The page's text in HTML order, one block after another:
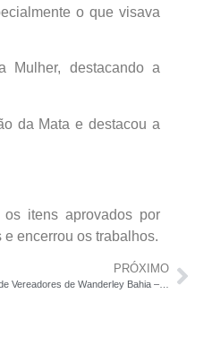
o que visava
Mulher, destacando a
da Mata e destacou a
itens aprovados por
encerrou os trabalhos.
PRÓXIMO
Resumo da Sessão Ordinária da Câmara de Vereadores de Wanderley Bahia – 17 de março de 2025